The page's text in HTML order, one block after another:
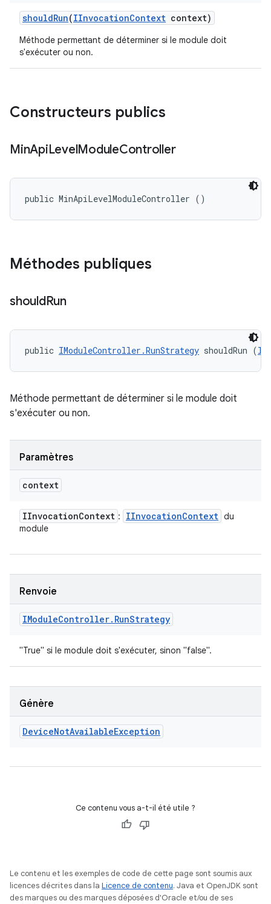
shouldRun(IInvocationContext context)
Méthode permettant de déterminer si le module doit
s'exécuter ou non.
Constructeurs publics
MinApiLevelModuleController
public MinApiLevelModuleController ()
Méthodes publiques
shouldRun
public IModuleController.RunStrategy shouldRun (
Méthode permettant de déterminer si le module doit
s'exécuter ou non.
Paramètres
context
IInvocationContext : IInvocationContext du
module
Renvoie
IModuleController. RunStrategy
"True" si le module doit s'exécuter, sinon "false".
Génère
DeviceNotAvailableException
Ce contenu vous a-t-il été utile ?
Le contenu et les exemples de code de cette page sont soumis aux
licences décrites dans la Licence de contenu. Java et OpenJDK sont
des marques ou des marques déposées d'Oracle et/ou de ses